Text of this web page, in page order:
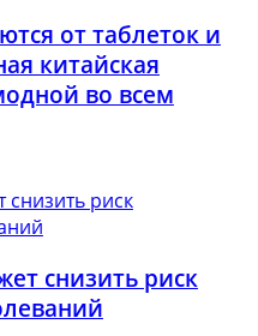
от таблеток и
китайская
во всем
снизить риск